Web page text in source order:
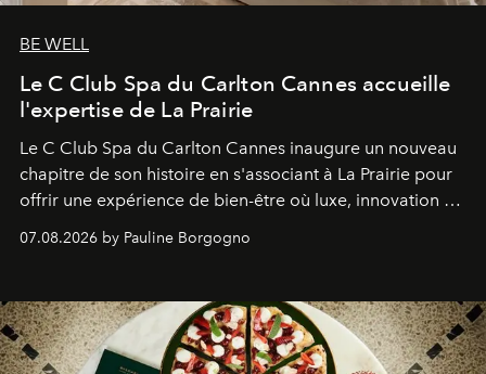
BE WELL
Le C Club Spa du Carlton Cannes accueille
l'expertise de La Prairie
Le C Club Spa du Carlton Cannes inaugure un nouveau
chapitre de son histoire en s'associant à La Prairie pour
offrir une expérience de bien-être où luxe, innovation et
07.08.2026 by Pauline Borgogno